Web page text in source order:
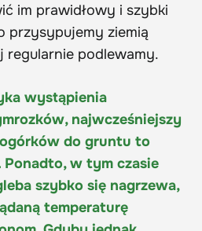
im prawidłowy i szybki
przysypujemy ziemią
regularnie podlewamy.
wystąpienia
najwcześniejszy
do gruntu to
Ponadto, w tym czasie
szybko się nagrzewa,
temperaturę